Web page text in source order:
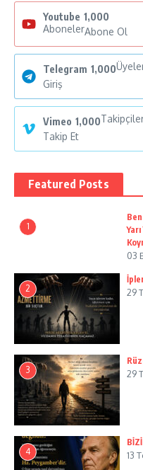
Youtube 1,000
AbonelerAbone Ol
Telegram 1,000
Giriş
Vimeo 1,000
Takip Et
Featured Posts
1
03
2 29
3 29
4 13